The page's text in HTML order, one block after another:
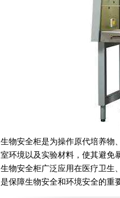
生物安全柜是为操作原代培养物
室环境以及实验材料，使其避免
生物安全柜广泛应用在医疗卫生
是保障生物安全和环境安全的重